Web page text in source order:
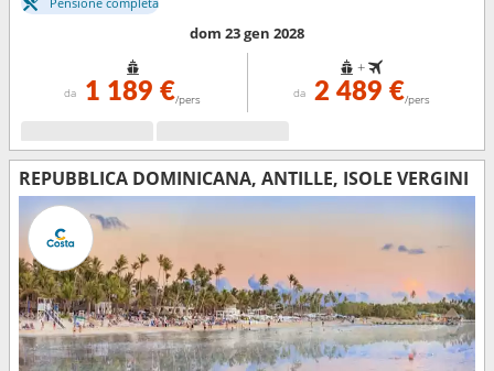
dom 23 gen 2028
da 1 189 €/pers
+
da 2 489 €/pers
REPUBBLICA DOMINICANA, ANTILLE, ISOLE VERGINI